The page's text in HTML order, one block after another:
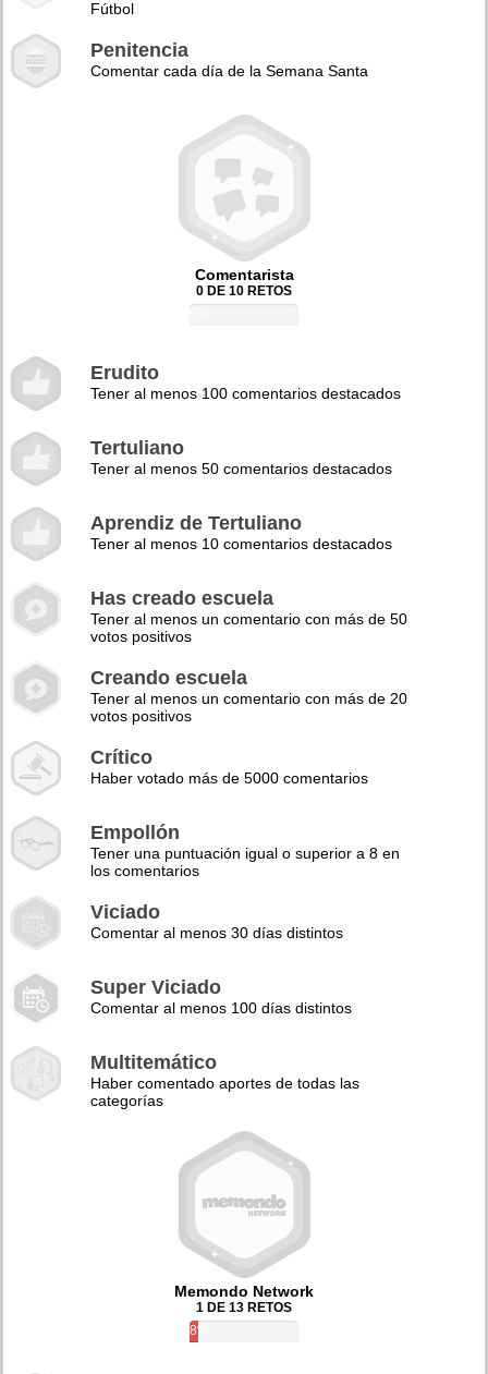
Fútbol
Penitencia
Comentar cada día de la Semana Santa
Comentarista
0 DE 10 RETOS
Erudito
Tener al menos 100 comentarios destacados
Tertuliano
Tener al menos 50 comentarios destacados
Aprendiz de Tertuliano
Tener al menos 10 comentarios destacados
Has creado escuela
Tener al menos un comentario con más de 50
votos positivos
Creando escuela
Tener al menos un comentario con más de 20
votos positivos
Crítico
Haber votado más de 5000 comentarios
Empollón
Tener una puntuación igual o superior a 8 en
los comentarios
Viciado
Comentar al menos 30 días distintos
Super Viciado
Comentar al menos 100 días distintos
Multitemático
Haber comentado aportes de todas las
categorías
Memondo Network
1 DE 13 RETOS
8%